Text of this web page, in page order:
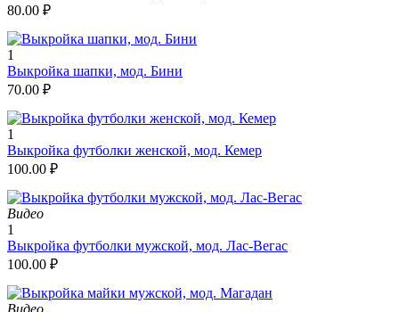
80.00 ₽
1
Выкройка шапки, мод. Бини
70.00 ₽
1
Выкройка футболки женской, мод. Кемер
100.00 ₽
Видео
1
Выкройка футболки мужской, мод. Лас-Вегас
100.00 ₽
Видео